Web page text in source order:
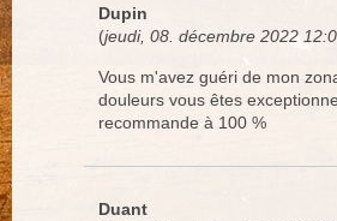
Dupin
(jeudi, 08. décembre 2022
Vous m'avez guéri de mon
douleurs vous êtes
recommande à 100 %
Duant